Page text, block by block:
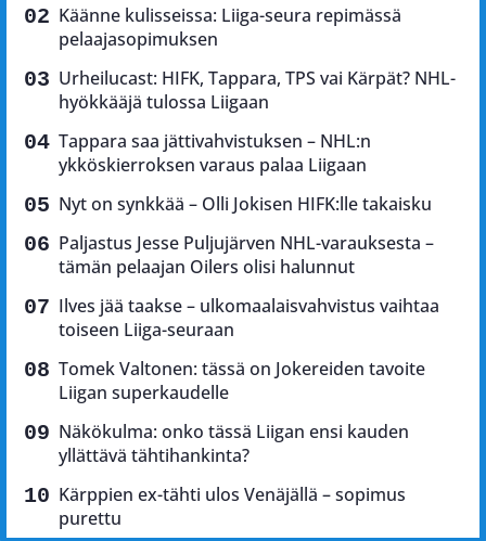
Käänne kulisseissa: Liiga-seura repimässä
pelaajasopimuksen
Urheilucast: HIFK, Tappara, TPS vai Kärpät? NHL-
hyökkääjä tulossa Liigaan
Tappara saa jättivahvistuksen – NHL:n
ykköskierroksen varaus palaa Liigaan
Nyt on synkkää – Olli Jokisen HIFK:lle takaisku
Paljastus Jesse Puljujärven NHL-varauksesta –
tämän pelaajan Oilers olisi halunnut
Ilves jää taakse – ulkomaalaisvahvistus vaihtaa
toiseen Liiga-seuraan
Tomek Valtonen: tässä on Jokereiden tavoite
Liigan superkaudelle
Näkökulma: onko tässä Liigan ensi kauden
yllättävä tähtihankinta?
Kärppien ex-tähti ulos Venäjällä – sopimus
purettu